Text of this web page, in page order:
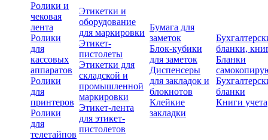
Ролики и
чековая
лента
Ролики
для
кассовых
аппаратов
Ролики
для
принтеров
Ролики
для
телетайпов
Этикетки и
оборудование
для маркировки
Этикет-
пистолеты
Этикетки для
складской и
промышленной
маркировки
Этикет-лента
для этикет-
пистолетов
Бумага для
заметок
Блок-кубики
для заметок
Диспенсеры
для закладок и
блокнотов
Клейкие
закладки
бланки,
Бланки
бланки
Книги учета